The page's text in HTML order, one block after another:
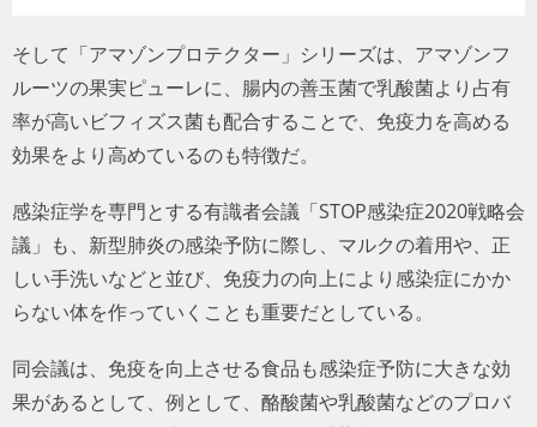
そして「アマゾンプロテクター」シリーズは、アマゾンフ
ルーツの果実ピューレに、腸内の善玉菌で乳酸菌より占有
率が高いビフィズス菌も配合することで、免疫力を高める
効果をより高めているのも特徴だ。
感染症学を専門とする有識者会議「STOP感染症2020戦略会
議」も、新型肺炎の感染予防に際し、マルクの着用や、正
しい手洗いなどと並び、免疫力の向上により感染症にかか
らない体を作っていくことも重要だとしている。
同会議は、免疫を向上させる食品も感染症予防に大きな効
果があるとして、例として、酪酸菌や乳酸菌などのプロバ